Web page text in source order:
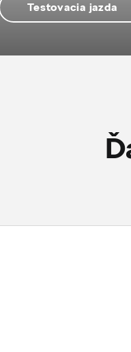
Testovacia jazda